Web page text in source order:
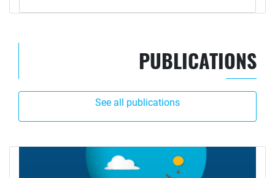
PUBLICATIONS
See all publications